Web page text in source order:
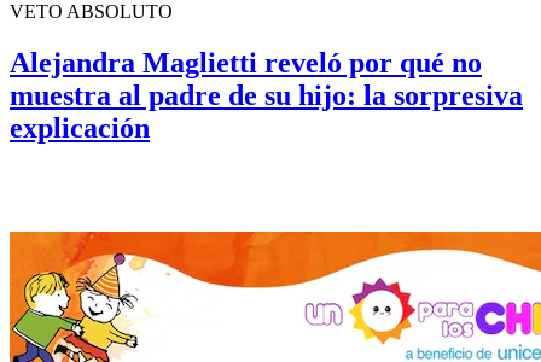
VETO ABSOLUTO
Alejandra Maglietti reveló por qué no
muestra al padre de su hijo: la sorpresiva
explicación